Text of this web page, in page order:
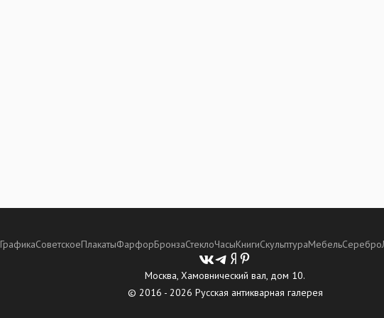
ГрафикаСоветскоеПлакатыФарфорБронзаСтеклоЧасыКнигиСкульптураМебельСеребро
Москва, Хамовнический вал, дом 10.
© 2016 - 2026 Русская антикварная галерея